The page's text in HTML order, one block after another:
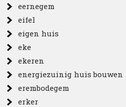
eernegem
eifel
eigen huis
eke
ekeren
energiezuinig huis bouwen
erembodegem
erker